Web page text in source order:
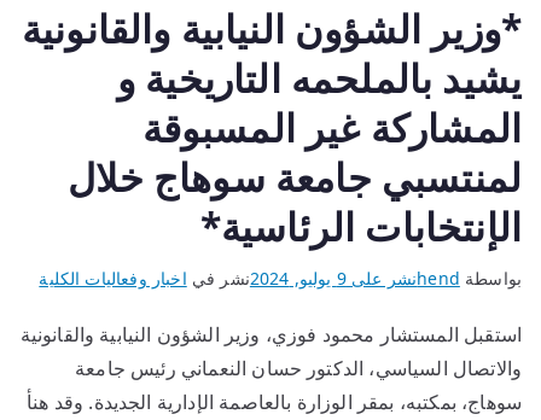
*وزير الشؤون النيابية والقانونية
يشيد بالملحمه التاريخية و
المشاركة غير المسبوقة
لمنتسبي جامعة سوهاج خلال
الإنتخابات الرئاسية*
بواسطة hendنشر على9 يوليو, 2024 نشر في اخبار وفعاليات الكلية
استقبل المستشار محمود فوزي، وزير الشؤون النيابية والقانونية
والاتصال السياسي، الدكتور حسان النعماني رئيس جامعة
سوهاج، بمكتبه، بمقر الوزارة بالعاصمة الإدارية الجديدة. وقد هنأ